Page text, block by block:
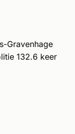
Gravenhage
132.6 keer